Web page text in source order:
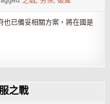
也已備妥相關方案，將在國是
之戰